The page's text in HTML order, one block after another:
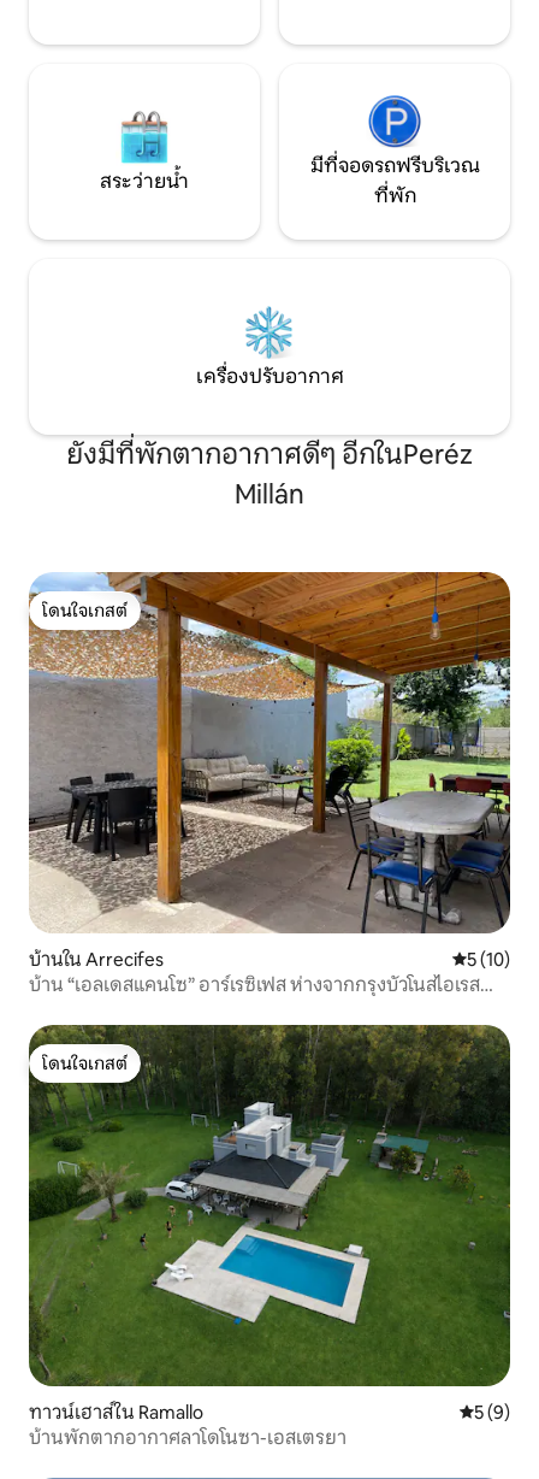
สระว่ายน้ำ
มีที่จอดรถฟรีบริเวณ
ที่พัก
เครื่องปรับอากาศ
ยังมีที่พักตากอากาศดีๆ อีกในPeréz
Millán
โดนใจเกสต์
โดนใจเกสต์
บ้านใน Arrecifes คะแนนเฉลี่
5 (10)
บ้าน “เอลเดสแคนโซ” อาร์เรซิเฟส ห่างจากกรุงบัวโนสไอเรส
โดนใจเกสต์
โดนใจเกสต์
ทาวน์เฮาส์ใน Ramallo คะแนนเฉ
5 (9)
บ้านพักตากอากาศลาโดโนซา-เอสเตรยา